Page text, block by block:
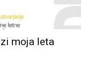
moja leta